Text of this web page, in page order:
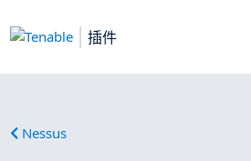
插件
Nessus